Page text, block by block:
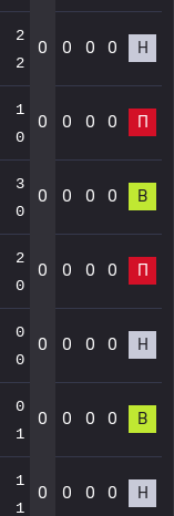
2
2
0 0 0 0 Н
1
0
0 0 0 0 П
3
0
0 0 0 0 В
2
0
0 0 0 0 П
0
0
0 0 0 0 Н
0
1
0 0 0 0 В
1
1
0 0 0 0 Н